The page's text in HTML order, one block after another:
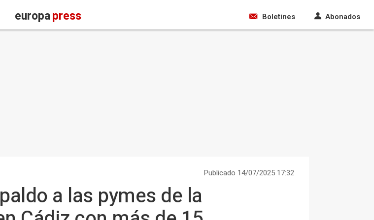
europapress Boletines Abonados
Publicado 14/07/2025 17:32
a las pymes de la